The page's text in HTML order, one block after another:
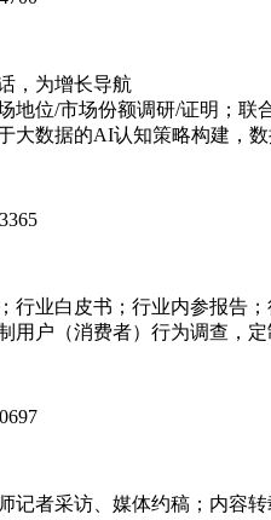
，为增长导航
地位/市场份额调研/证明；联
大数据的AI认知策略构建，
行业白皮书；行业内参报告
用户（消费者）行为调查，
记者采访、媒体约稿；内容转